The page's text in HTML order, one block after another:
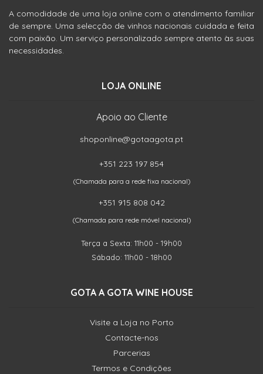
A comodidade de uma loja online com o atendimento familiar
de sempre. Uma selecção de vinhos nacionais cuidada e feita
com paixão. Um serviço personalizado sempre atento às suas
necessidades.
LOJA ONLINE
Apoio ao Cliente
shoponline@gotaagota.pt
+351 223 197 854
(Chamada para a rede fixa nacional)
+351 915 808 042
(Chamada para rede móvel nacional)
Terça a Sexta: 11h00 - 19h00
Sábado: 11h00 - 18h00
GOTA A GOTA WINE HOUSE
Visite a Loja no Porto
Contacte-nos
Parcerias
Termos e Condições